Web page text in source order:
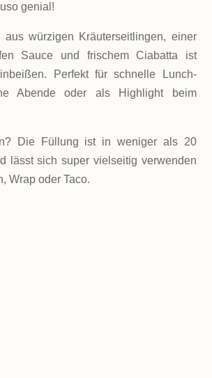
genial!
aus würzigen Kräuterseitlingen, einer
Sauce und frischem Ciabatta ist
Perfekt für schnelle Lunch-
Abende oder als Highlight beim
Die Füllung ist in weniger als 20
lässt sich super vielseitig verwenden
Wrap oder Taco.